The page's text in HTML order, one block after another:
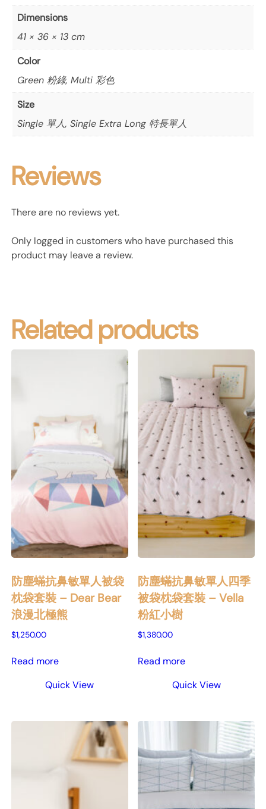
Dimensions
41 × 36 × 13 cm
Color
Green 粉綠, Multi 彩色
Size
Single 單人, Single Extra Long 特長單人
Reviews
There are no reviews yet.
Only logged in customers who have purchased this
product may leave a review.
Related products
防塵蟎抗鼻敏單人被袋
枕袋套裝 – Dear Bear
浪漫北極熊
$1,250.00
Read more
Quick View
防塵蟎抗鼻敏單人四季
被袋枕袋套裝 – Vella
粉紅小樹
$1,380.00
Read more
Quick View